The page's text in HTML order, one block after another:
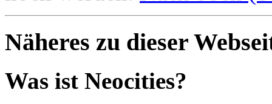
Näheres zu dieser
Was ist Neocities?